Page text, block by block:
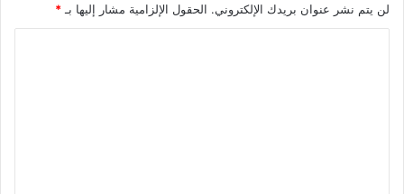
لن يتم نشر عنوان بريدك الإلكتروني. الحقول الإلزامية مشار إليها بـ *